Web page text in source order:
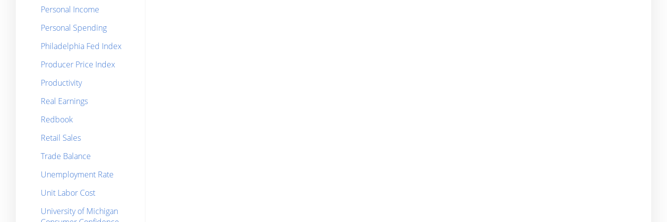
Personal Income
Personal Spending
Philadelphia Fed Index
Producer Price Index
Productivity
Real Earnings
Redbook
Retail Sales
Trade Balance
Unemployment Rate
Unit Labor Cost
University of Michigan